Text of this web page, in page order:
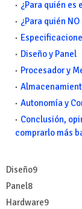
¿Para quién es
¿Para quién
Diseño y Panel
Procesador y
Autonomía y
Conclusión,
comprarlo más
Diseño9
Panel8
Hardware9